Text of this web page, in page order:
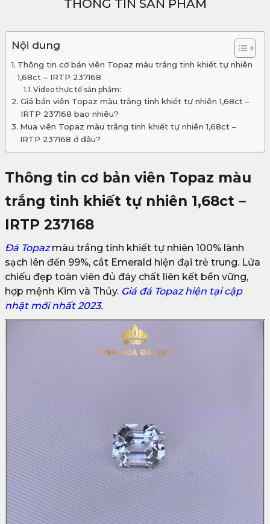
THÔNG TIN SẢN PHẨM
Nội dung
Thông tin cơ bản viên Topaz màu trắng tinh khiết tự nhiên
1,68ct – IRTP 237168
Video thực tế sản phẩm:
Giá bán viên Topaz màu trắng tinh khiết tự nhiên 1,68ct –
IRTP 237168 bao nhiêu?
Mua viên Topaz màu trắng tinh khiết tự nhiên 1,68ct –
IRTP 237168 ở đâu?
Thông tin cơ bản viên Topaz màu
trắng tinh khiết tự nhiên 1,68ct –
IRTP 237168
Đá Topazmàu trắng tinh khiết tự nhiên 100% lành
sạch lên đến 99%, cắt Emerald hiện đại trẻ trung. Lửa
chiếu đẹp toàn viên đủ đáy chất liên kết bền vững,
hợp mệnh Kim và Thủy. Giá đá Topaz hiện tại cập
nhật mới nhất 2023.